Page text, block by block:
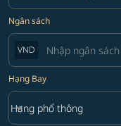
Ngân sách
VND
Hạng Bay
Hạng Bay option Hạng
Hạng phổ thông
keyboard_arrow_down